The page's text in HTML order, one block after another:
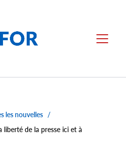
Menu
les nouvelles /
liberté de la presse ici et à